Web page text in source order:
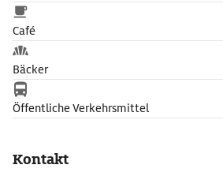
Café
Bäcker
Öffentliche Verkehrsmittel
Kontakt